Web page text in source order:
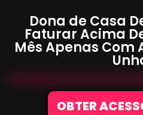
Dona de Casa
Faturar Acima
Mês Apenas Com
OBTER